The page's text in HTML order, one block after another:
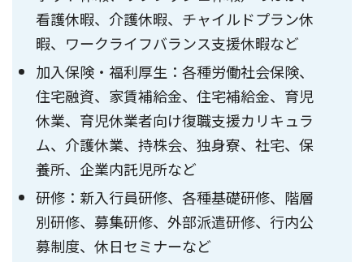
看護休暇、介護休暇、チャイルドプラン休
暇、ワークライフバランス支援休暇など
加入保険・福利厚生：各種労働社会保険、
住宅融資、家賃補給金、住宅補給金、育児
休業、育児休業者向け復職支援カリキュラ
ム、介護休業、持株会、独身寮、社宅、保
養所、企業内託児所など
研修：新入行員研修、各種基礎研修、階層
別研修、募集研修、外部派遣研修、行内公
募制度、休日セミナーなど